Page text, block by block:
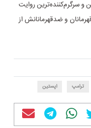
و سرگرم‌کننده‌ترین روایت
و ضدقهرمانانش از
ترامپ اپستین